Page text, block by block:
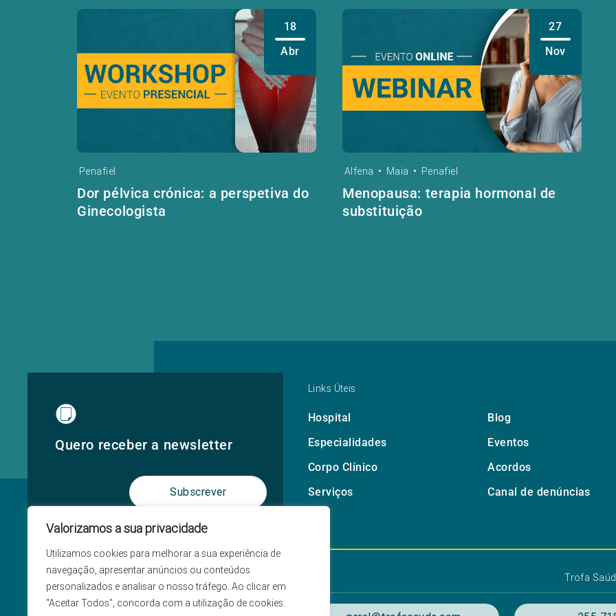
Valorizamos a sua privacidade
Utilizamos cookies para melhorar a sua experiência de
navegação, apresentar anúncios ou conteúdos
personalizados e analisar o nosso tráfego. Ao clicar em
"Aceitar Todos", concorda com a utilização de cookies.
18
Abr
Penafiel
Dor pélvica crónica: a perspetiva do
Ginecologista
27
Nov
Alfena • Maia • Penafiel
Menopausa: terapia hormonal de
substituição
Quero receber a newsletter
Subscrever
Links Úteis
Hospital Blog
Especialidades
Eventos
Corpo Clínico
Acordos
Serviços
Canal de denúncias
Trofa